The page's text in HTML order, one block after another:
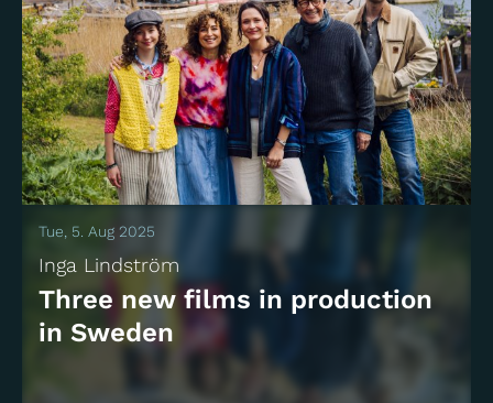
Tue, 5. Aug 2025
Inga Lindström
Three new films in production
in Sweden